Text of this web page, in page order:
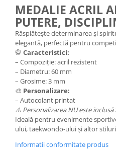
Trofee Sticla
Accesorii Trofee
Personalizari Trofee
Cutii de Prezentare , Mape
Trofeu Plastic
Figurine
Figurine Rasina
Figurine Plastic
Accesorii Figurine
OUTLET
MEDALIE ACRIL
PUTERE,
Răsplătește determinarea și
elegantă, perfectă pentru
🥋 Caracteristici:
– Compoziție: acril rezistent
– Diametru: 60 mm
– Grosime: 3 mm
🎨 Personalizare:
– Autocolant printat
⚠️ Personalizarea NU este inclusă
Ideală pentru evenimente
ului, taekwondo-ului și altor
Informatii conformitate produs